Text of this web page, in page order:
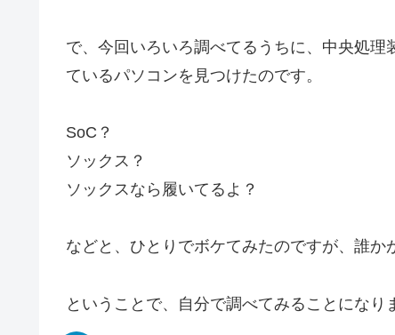
で、今回いろいろ調べてるうちに、中央処
ているパソコンを見つけたのです。
SoC？
ソックス？
ソックスなら履いてるよ？
などと、ひとりでボケてみたのですが、誰か
ということで、自分で調べてみることになり